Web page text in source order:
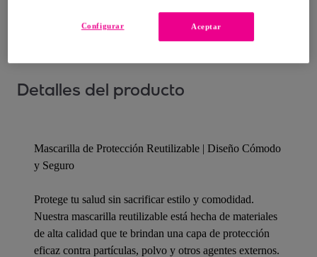
Detalles del producto
Mascarilla de Protección Reutilizable | Diseño Cómodo
y Seguro
Protege tu salud sin sacrificar estilo y comodidad.
Nuestra mascarilla reutilizable está hecha de materiales
de alta calidad que te brindan una capa de protección
eficaz contra partículas, polvo y otros agentes externos.
Aceptar
Configurar